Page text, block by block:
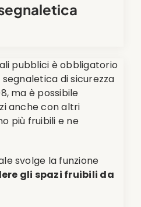
pubblici è obbligatorio
di sicurezza
ma è possibile
anche con altri
più fruibili e ne
svolge la funzione
gli spazi fruibili da